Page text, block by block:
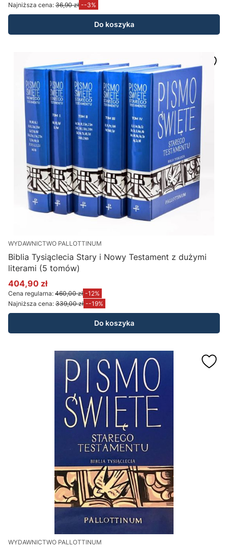
Najniższa cena: 36,90 zł --3%
Do koszyka
WYDAWNICTWO PALLOTTINUM
Biblia Tysiąclecia Stary i Nowy Testament z dużymi
literami (5 tomów)
Cena promocyjna
404,90 zł
Cena regularna: 460,00 zł -12%
Najniższa cena: 339,00 zł --19%
Do koszyka
WYDAWNICTWO PALLOTTINUM